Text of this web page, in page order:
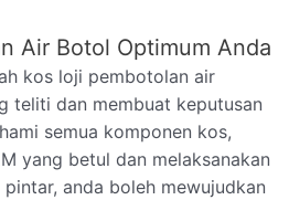
Air Botol Optimum Anda
kos loji pembotolan air
teliti dan membuat keputusan
semua komponen kos,
yang betul dan melaksanakan
anda boleh mewujudkan